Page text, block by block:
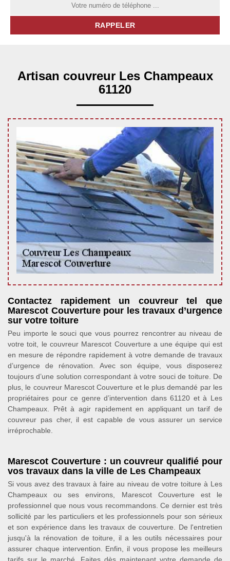
Artisan couvreur Les Champeaux
61120
Contactez rapidement un couvreur tel que
Marescot Couverture pour les travaux d’urgence
sur votre toiture
Peu importe le souci que vous pourrez rencontrer au niveau de
votre toit, le couvreur Marescot Couverture a une équipe qui est
en mesure de répondre rapidement à votre demande de travaux
d’urgence de rénovation. Avec son équipe, vous disposerez
toujours d’une solution correspondant à votre souci de toiture. De
plus, le couvreur Marescot Couverture et le plus demandé par les
propriétaires pour ce genre d’intervention dans 61120 et à Les
Champeaux. Prêt à agir rapidement en appliquant un tarif de
couvreur pas cher, il est capable de vous assurer un service
irréprochable.
Marescot Couverture : un couvreur qualifié pour
vos travaux dans la ville de Les Champeaux
Si vous avez des travaux à faire au niveau de votre toiture à Les
Champeaux ou ses environs, Marescot Couverture est le
professionnel que nous vous recommandons. Ce dernier est très
sollicité par les particuliers et les professionnels pour son sérieux
et son expérience dans les travaux de couverture. De l'entretien
jusqu'à la rénovation de toiture, il a les outils nécessaires pour
assurer chaque intervention. Enfin, il vous propose les meilleurs
tarifs sur le marché. Faites dès maintenant votre demande de